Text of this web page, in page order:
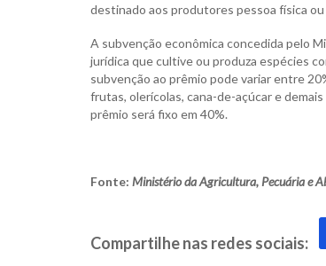
destinado aos produtores pessoa física
A subvenção econômica concedida pelo
jurídica que cultive ou produza espécies
subvenção ao prêmio pode variar entre
frutas, olerícolas, cana-de-açúcar e
prêmio será fixo em 40%.
Fonte: Ministério da Agricultura, Pecuária e
Compartilhe nas redes sociais: